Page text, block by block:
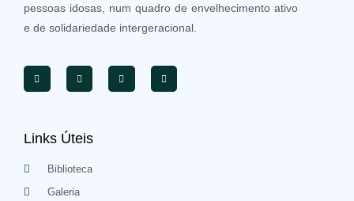
pessoas idosas, num quadro de envelhecimento ativo
e de solidariedade intergeracional.
Links Úteis
Biblioteca
Galeria